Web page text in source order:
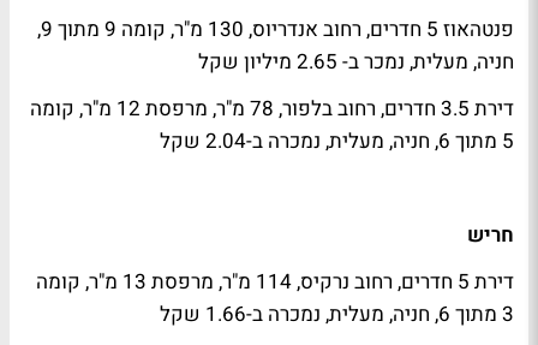
פנטהאוז 5 חדרים, רחוב אנדריוס, 130 מ"ר, קומה 9 מתוך 9,
חניה, מעלית, נמכר ב- 2.65 מיליון שקל
דירת 3.5 חדרים, רחוב בלפור, 78 מ"ר, מרפסת 12 מ"ר, קומה
5 מתוך 6, חניה, מעלית, נמכרה ב-2.04 שקל
חריש
דירת 5 חדרים, רחוב נרקיס, 114 מ"ר, מרפסת 13 מ"ר, קומה
3 מתוך 6, חניה, מעלית, נמכרה ב-1.66 שקל